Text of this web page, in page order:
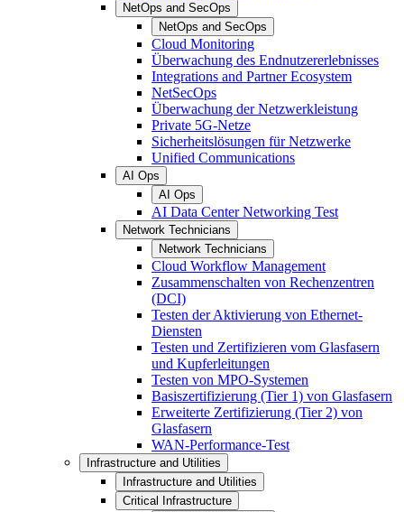
NetOps and SecOps
NetOps and SecOps
Cloud Monitoring
Überwachung des Endnutzererlebnisses
Integrations and Partner Ecosystem
NetSecOps
Überwachung der Netzwerkleistung
Private 5G-Netze
Sicherheitslösungen für Netzwerke
Unified Communications
AI Ops
AI Ops
AI Data Center Networking Test
Network Technicians
Network Technicians
Cloud Workflow Management
Zusammenschalten von Rechenzentren
(DCI)
Testen der Aktivierung von Ethernet-
Diensten
Testen und Zertifizieren vom Glasfasern
und Kupferleitungen
Testen von MPO-Systemen
Basiszertifizierung (Tier 1) von Glasfasern
Erweiterte Zertifizierung (Tier 2) von
Glasfasern
WAN-Performance-Test
Infrastructure and Utilities
Infrastructure and Utilities
Critical Infrastructure